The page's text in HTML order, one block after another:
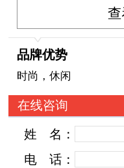
与审美需求。我们的
淀、货真价实的品质
族传统特色，我们通
的休闲鞋闪耀出众。
品牌优势
时尚，休闲
在线咨询
姓
名：
电
话：